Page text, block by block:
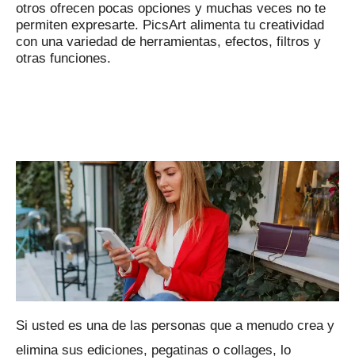
otros ofrecen pocas opciones y muchas veces no te
permiten expresarte. PicsArt alimenta tu creatividad
con una variedad de herramientas, efectos, filtros y
otras funciones.
Si usted es una de las personas que a menudo crea y
elimina sus ediciones, pegatinas o collages, lo